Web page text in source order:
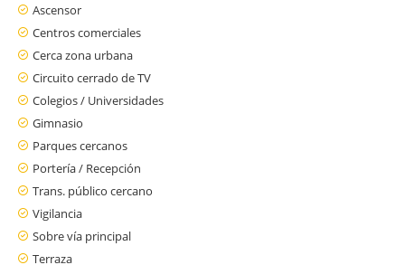
Ascensor
Centros comerciales
Cerca zona urbana
Circuito cerrado de TV
Colegios / Universidades
Gimnasio
Parques cercanos
Portería / Recepción
Trans. público cercano
Vigilancia
Sobre vía principal
Terraza